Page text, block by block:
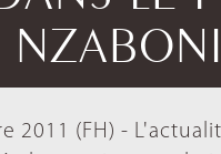
2011 (FH) -